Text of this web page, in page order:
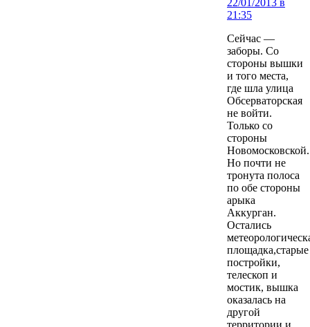
21:35
Сейчас —
заборы. Со
стороны вышки
и того места,
где шла улица
Обсерваторская
не войти.
Только со
стороны
Новомосковской.
Но почти не
тронута полоса
по обе стороны
арыка
Аккурган.
Остались
площадка,старые
постройки,
телескоп и
мостик, вышка
оказалась на
другой
территории и